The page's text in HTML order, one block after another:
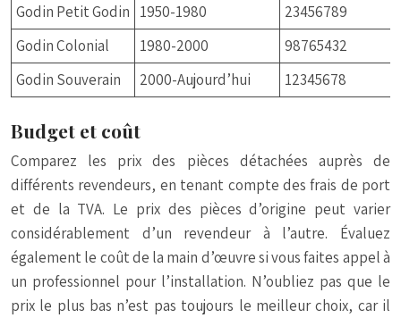
Godin Petit Godin 1950-1980
23456789
Godin Colonial
1980-2000
98765432
Godin Souverain
2000-Aujourd’hui 12345678
Budget et coût
Comparez les prix des pièces détachées auprès de
différents revendeurs, en tenant compte des frais de port
et de la TVA. Le prix des pièces d’origine peut varier
considérablement d’un revendeur à l’autre. Évaluez
également le coût de la main d’œuvre si vous faites appel à
un professionnel pour l’installation. N’oubliez pas que le
prix le plus bas n’est pas toujours le meilleur choix, car il